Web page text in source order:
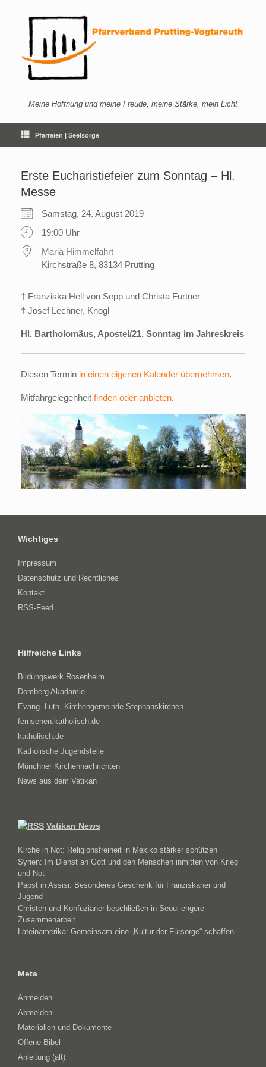
Meine Hoffnung und meine Freude, meine Stärke, mein Licht
Pfarreien | Seelsorge
Erste Eucharistiefeier zum Sonntag – Hl.
Messe
Samstag, 24. August 2019
19:00 Uhr
Mariä Himmelfahrt
Kirchstraße 8, 83134 Prutting
† Franziska Hell von Sepp und Christa Furtner
† Josef Lechner, Knogl
Hl. Bartholomäus, Apostel/21. Sonntag im Jahreskreis
Diesen Termin in einen eigenen Kalender übernehmen.
Mitfahrgelegenheit finden oder anbieten.
Wichtiges
Impressum
Datenschutz und Rechtliches
Kontakt
RSS-Feed
Hilfreiche Links
Bildungswerk Rosenheim
Domberg Akadamie
Evang.-Luth. Kirchengemeinde Stephanskirchen
fernsehen.katholisch.de
katholisch.de
Katholische Jugendstelle
Münchner Kirchennachrichten
News aus dem Vatikan
Vatikan News
Kirche in Not: Religionsfreiheit in Mexiko stärker schützen
Syrien: Im Dienst an Gott und den Menschen inmitten von Krieg
und Not
Papst in Assisi: Besonderes Geschenk für Franziskaner und
Jugend
Christen und Konfuzianer beschließen in Seoul engere
Zusammenarbeit
Lateinamerika: Gemeinsam eine „Kultur der Fürsorge“ schaffen
Meta
Anmelden
Abmelden
Materialien und Dokumente
Offene Bibel
Anleitung (alt)